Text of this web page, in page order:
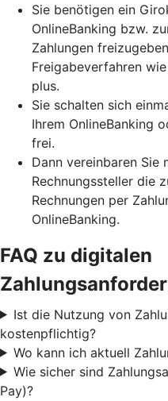
Sie benötigen ein
OnlineBanking bzw.
Zahlungen
Freigabeverfahren
plus.
Sie schalten sich
Ihrem OnlineBanking
frei.
Dann vereinbaren Sie
Rechnungssteller die
Rechnungen per
OnlineBanking.
FAQ zu digitalen
Ist die Nutzung von
kostenpflichtig?
Wo kann ich aktuell
Wie sicher sind
Pay)?